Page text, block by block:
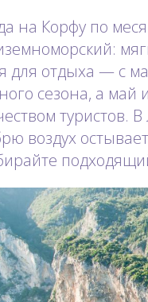
на Корфу по
для отдыха — с
сезона, а
туристов.
воздух